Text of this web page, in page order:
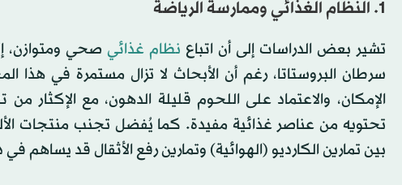
1. النظام الغذائي وممارسة الرياضة
تشير بعض الدراسات إلى أن اتباع نظام غذائي صحي ومتوازن،
سرطان البروستاتا، رغم أن الأبحاث لا تزال مستمرة في هذا
الإمكان، والاعتماد على اللحوم قليلة الدهون، مع الإكثار من
تحتويه من عناصر غذائية مفيدة. كما يُفضل تجنب منتجات
بين تمارين الكارديو (الهوائية) وتمارين رفع الأثقال قد يساهم